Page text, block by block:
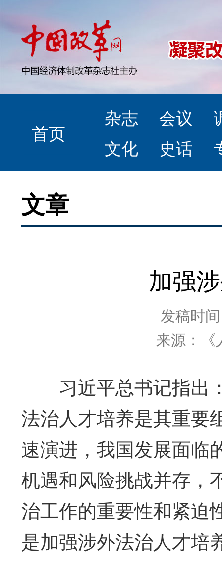
首页
杂志 会议
文化
史话
文章
加强
发稿时
来源：《
习近平总书记指出：
法治人才培养是其重要
速演进，我国发展面临
机遇和风险挑战并存，
治工作的重要性和紧迫
是加强涉外法治人才培